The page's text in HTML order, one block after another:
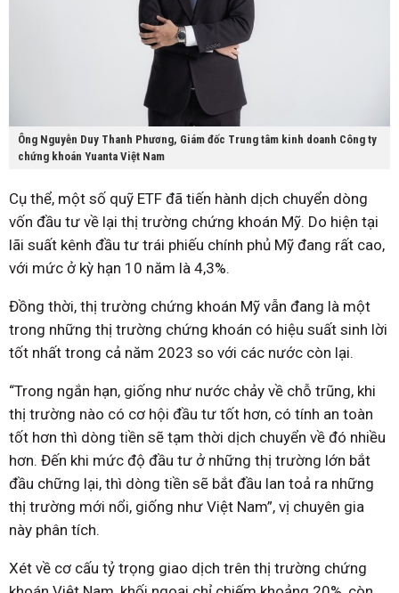
Ông Nguyễn Duy Thanh Phương, Giám đốc Trung tâm kinh doanh Công ty
chứng khoán Yuanta Việt Nam
Cụ thể, một số quỹ ETF đã tiến hành dịch chuyển dòng
vốn đầu tư về lại thị trường chứng khoán Mỹ. Do hiện tại
lãi suất kênh đầu tư trái phiếu chính phủ Mỹ đang rất cao,
với mức ở kỳ hạn 10 năm là 4,3%.
Đồng thời, thị trường chứng khoán Mỹ vẫn đang là một
trong những thị trường chứng khoán có hiệu suất sinh lời
tốt nhất trong cả năm 2023 so với các nước còn lại.
“Trong ngắn hạn, giống như nước chảy về chỗ trũng, khi
thị trường nào có cơ hội đầu tư tốt hơn, có tính an toàn
tốt hơn thì dòng tiền sẽ tạm thời dịch chuyển về đó nhiều
hơn. Đến khi mức độ đầu tư ở những thị trường lớn bắt
đầu chững lại, thì dòng tiền sẽ bắt đầu lan toả ra những
thị trường mới nổi, giống như Việt Nam”, vị chuyên gia
này phân tích.
Xét về cơ cấu tỷ trọng giao dịch trên thị trường chứng